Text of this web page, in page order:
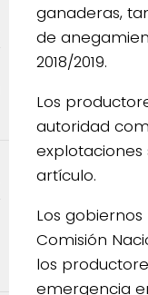
ganaderas,
de
2018/2019.
Los
autoridad
artículo.
Los
Comisión
los
emergencia